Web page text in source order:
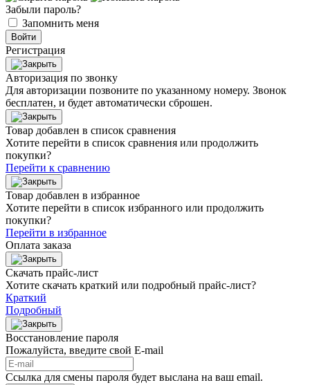
Забыли пароль?
Запомнить меня
Войти
Регистрация
Авторизация по звонку
Для авторизации позвоните по указанному номеру. Звонок
бесплатен, и будет автоматически сброшен.
Товар добавлен в список сравнения
Хотите перейти в список сравнения или продолжить
покупки?
Перейти к сравнению
Товар добавлен в избранное
Хотите перейти в список избранного или продолжить
покупки?
Перейти в избранное
Оплата заказа
Скачать прайс-лист
Хотите скачать краткий или подробный прайс-лист?
Краткий
Подробный
Восстановление пароля
Пожалуйста, введите свой E‑mail
Ссылка для смены пароля будет выслана на ваш email.